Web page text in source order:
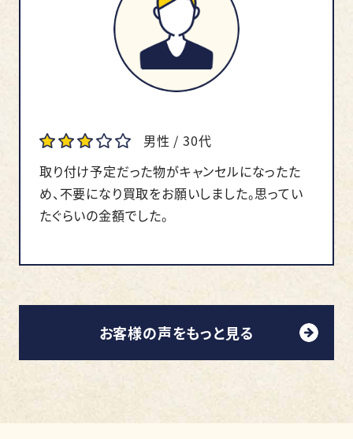
男性 / 30代
取り付け予定だった物がキャンセルになったた
め、不要になり買取をお願いしました。思ってい
たぐらいの金額でした。
お客様の声をもっと見る